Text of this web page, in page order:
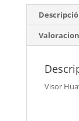
Visor